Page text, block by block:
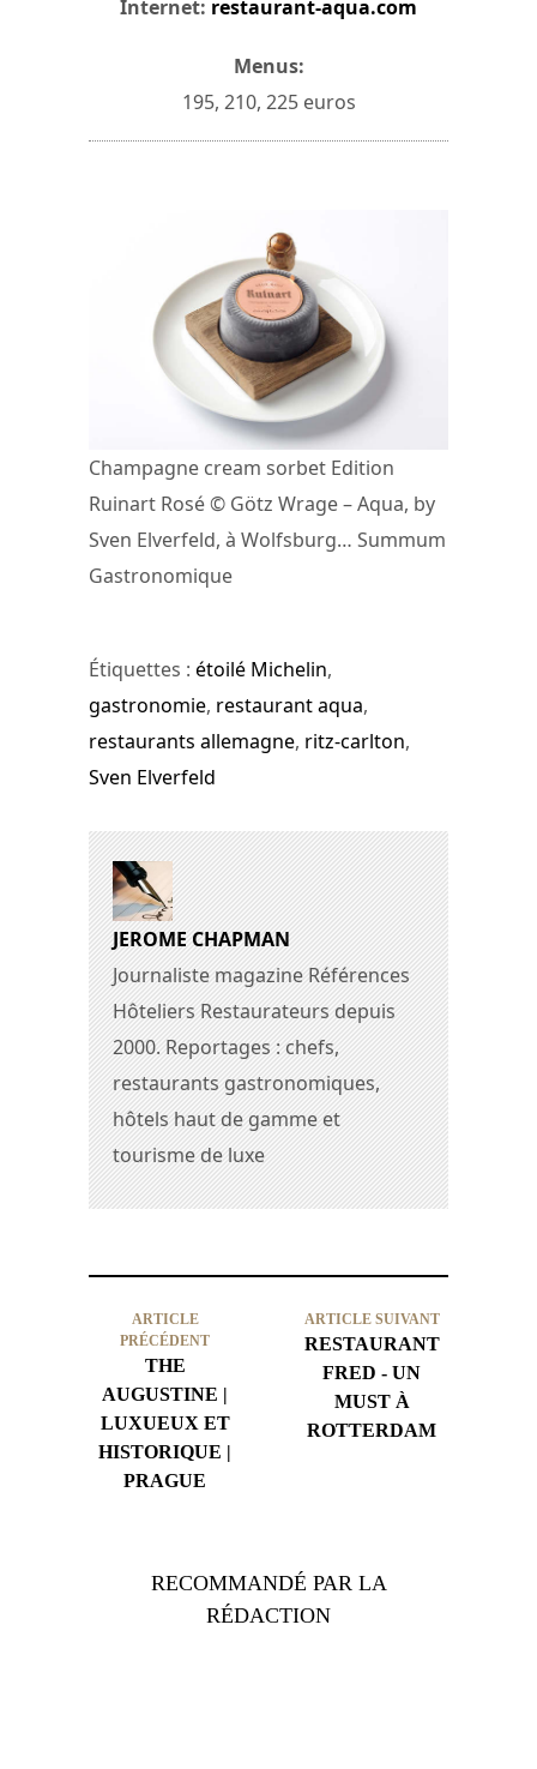
Internet: restaurant-aqua.com
Menus:
195, 210, 225 euros
Champagne cream sorbet Edition
Ruinart Rosé © Götz Wrage – Aqua, by
Sven Elverfeld, à Wolfsburg… Summum
Gastronomique
Étiquettes : étoilé Michelin,
gastronomie, restaurant aqua,
restaurants allemagne, ritz-carlton,
Sven Elverfeld
JEROME CHAPMAN
Journaliste magazine Références
Hôteliers Restaurateurs depuis
2000. Reportages : chefs,
restaurants gastronomiques,
hôtels haut de gamme et
tourisme de luxe
ARTICLE
PRÉCÉDENT
THE
AUGUSTINE |
LUXUEUX ET
HISTORIQUE |
PRAGUE
ARTICLE SUIVANT
RESTAURANT
FRED - UN
MUST À
ROTTERDAM
RECOMMANDÉ PAR LA
RÉDACTION